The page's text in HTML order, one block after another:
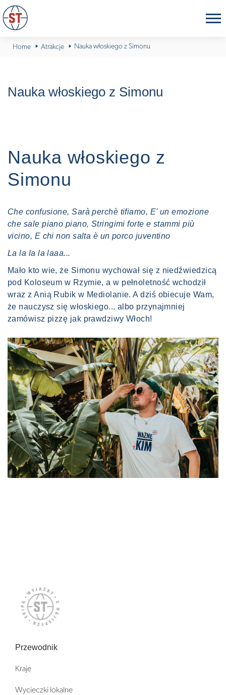
Home Atrakcje Nauka włoskiego z Simonu
Nauka włoskiego z Simonu
Nauka włoskiego z
Simonu
Che confusione, Sarà perchè tifiamo, E' un emozione
che sale piano piano, Stringimi forte e stammi più
vicino, E chi non salta è un porco juventino
La la la la laaa...
Mało kto wie, że Simonu wychował się z niedźwiedzicą
pod Koloseum w Rzymie, a w pełnoletność wchodził
wraz z Anią Rubik w Mediolanie. A dziś obiecuje Wam,
że nauczysz się włoskiego... albo przynajmniej
zamówisz pizzę jak prawdziwy Włoch!
Przewodnik
Kraje
Wycieczki lokalne